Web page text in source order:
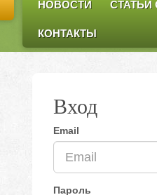
НОВОСТИ СТАТЬИ
КОНТАКТЫ
Вход
Email
Пароль